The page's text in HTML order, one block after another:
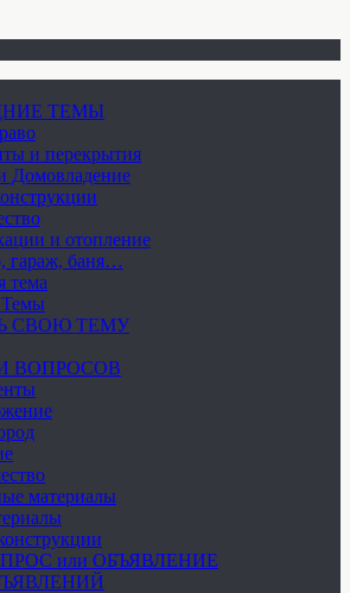
ТЕМЫ
и перекрытия
Домовладение
и отопление
гараж, баня…
тема
СВОЮ ТЕМУ
ВОПРОСОВ
материалы
или ОБЪЯВЛЕНИЕ